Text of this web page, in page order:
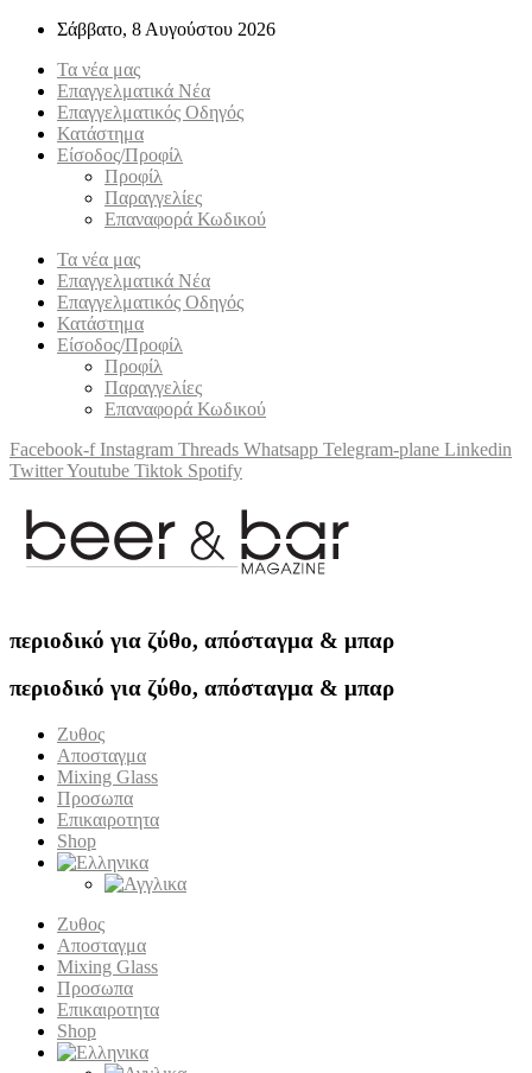
Σάββατο, 8 Αυγούστου 2026
Τα νέα μας
Επαγγελματικά Νέα
Επαγγελματικός Οδηγός
Κατάστημα
Είσοδος/Προφίλ
Προφίλ
Παραγγελίες
Επαναφορά Κωδικού
Τα νέα μας
Επαγγελματικά Νέα
Επαγγελματικός Οδηγός
Κατάστημα
Είσοδος/Προφίλ
Προφίλ
Παραγγελίες
Επαναφορά Κωδικού
Facebook-f Instagram Threads Whatsapp Telegram-plane Linkedin
TwitterYoutube Tiktok Spotify
περιοδικό για ζύθο, απόσταγμα & μπαρ
περιοδικό για ζύθο, απόσταγμα & μπαρ
Ζυθος
Αποσταγμα
Mixing Glass
Προσωπα
Επικαιροτητα
Shop
Ζυθος
Αποσταγμα
Mixing Glass
Προσωπα
Επικαιροτητα
Shop